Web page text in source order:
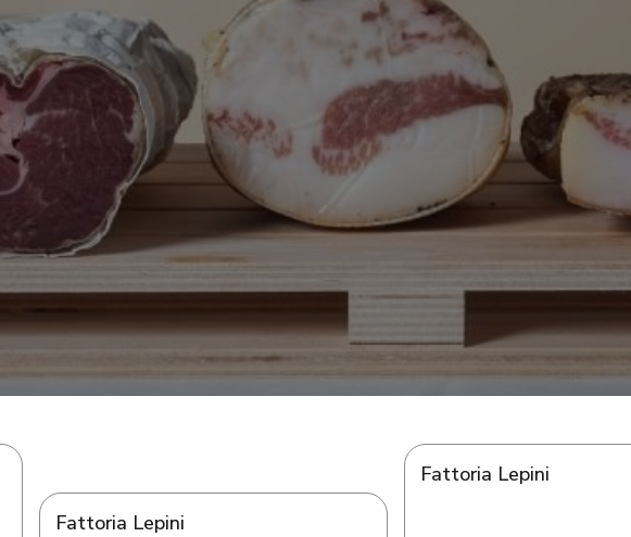
Fattoria Lepini
Fattoria Lepini